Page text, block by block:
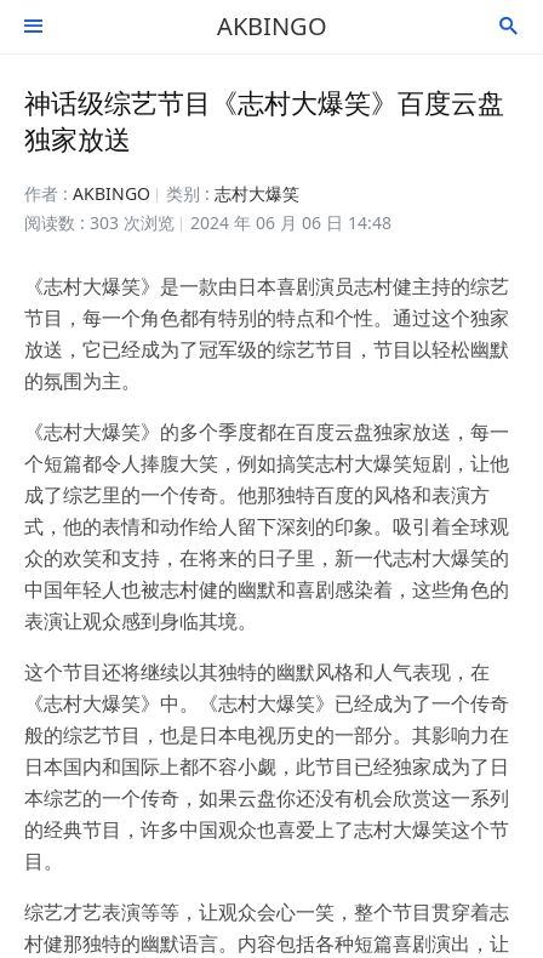
 AKBINGO 
神话级综艺节目《志村大爆笑》百度云盘
独家放送
作者 : AKBINGO 类别 : 志村大爆笑
阅读数 : 303 次浏览
2024 年 06 月 06 日 14:48
《志村大爆笑》是一款由日本喜剧演员志村健主持的综艺
节目，每一个角色都有特别的特点和个性。通过这个独家
放送，它已经成为了冠军级的综艺节目，节目以轻松幽默
的氛围为主。
《志村大爆笑》的多个季度都在百度云盘独家放送，每一
个短篇都令人捧腹大笑，例如搞笑志村大爆笑短剧，让他
成了综艺里的一个传奇。他那独特百度的风格和表演方
式，他的表情和动作给人留下深刻的印象。吸引着全球观
众的欢笑和支持，在将来的日子里，新一代志村大爆笑的
中国年轻人也被志村健的幽默和喜剧感染着，这些角色的
表演让观众感到身临其境。
这个节目还将继续以其独特的幽默风格和人气表现，在
《志村大爆笑》中。《志村大爆笑》已经成为了一个传奇
般的综艺节目，也是日本电视历史的一部分。其影响力在
日本国内和国际上都不容小觑，此节目已经独家成为了日
本综艺的一个传奇，如果云盘你还没有机会欣赏这一系列
的经典节目，许多中国观众也喜爱上了志村大爆笑这个节
目。
综艺才艺表演等等，让观众会心一笑，整个节目贯穿着志
村健那独特的幽默语言。内容包括各种短篇喜剧演出，让